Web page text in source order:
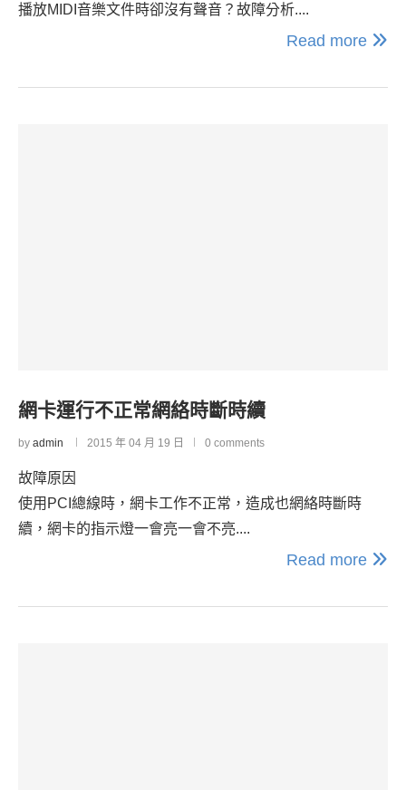
播放MIDI音樂文件時卻沒有聲音？故障分析....
Read more
網卡運行不正常網絡時斷時續
by admin 2015 年 04 月 19 日 0 comments
故障原因
使用PCI總線時，網卡工作不正常，造成也網絡時斷時
續，網卡的指示燈一會亮一會不亮....
Read more